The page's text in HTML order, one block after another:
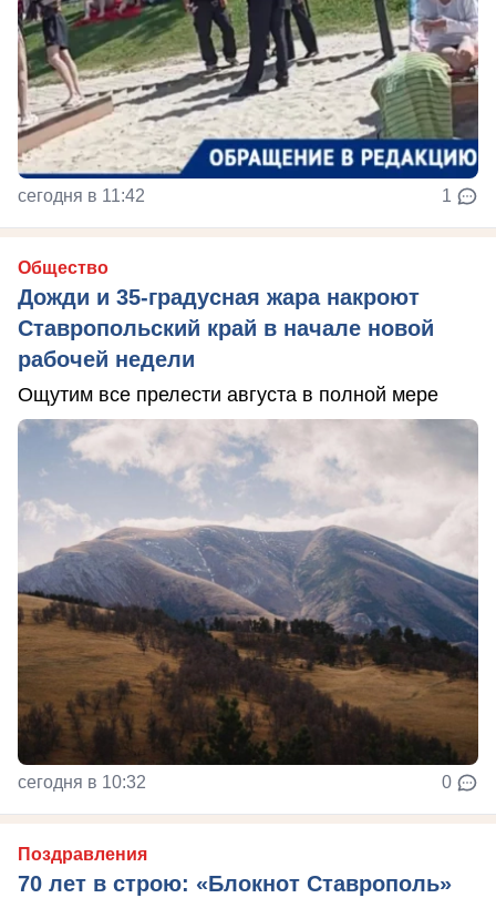
сегодня в 11:42 1
Общество
Дожди и 35-градусная жара накроют
Ставропольский край в начале новой
рабочей недели
Ощутим все прелести августа в полной мере
сегодня в 10:32 0
Поздравления
70 лет в строю: «Блокнот Ставрополь»